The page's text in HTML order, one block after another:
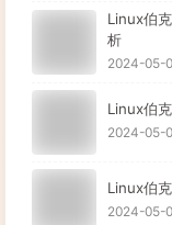
Linux伯
析
2024-05-
Linux伯
2024-05-
Linux伯
2024-05-